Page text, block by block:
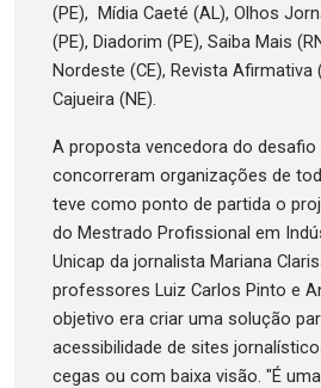
(PE), Mídia Caeté (AL), Olhos
(PE), Diadorim (PE), Saiba Mais
Nordeste (CE), Revista
Cajueira (NE).
A proposta vencedora do desafio
concorreram organizações de
teve como ponto de partida o
do Mestrado Profissional em
Unicap da jornalista Mariana
professores Luiz Carlos Pinto e
objetivo era criar uma solução
acessibilidade de sites
cegas ou com baixa visão. "É